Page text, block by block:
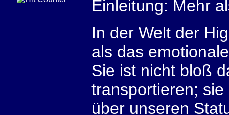
Einleitung: Mehr
In der Welt der
als das
Sie ist nicht bloß
transportieren;
über unseren